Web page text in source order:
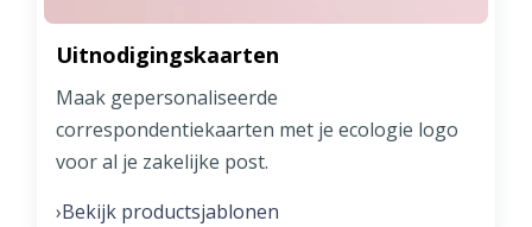
Uitnodigingskaarten
Maak gepersonaliseerde
correspondentiekaarten met je ecologie logo
voor al je zakelijke post.
›Bekijk productsjablonen